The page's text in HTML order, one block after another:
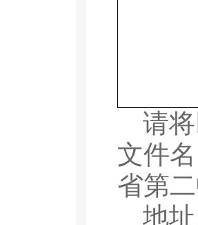
请
文件
省第
地